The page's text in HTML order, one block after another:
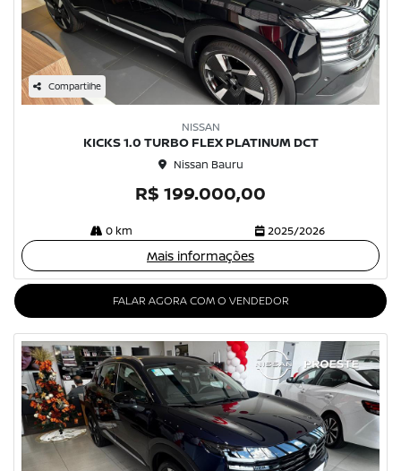
Compartilhe
NISSAN
KICKS 1.0 TURBO FLEX PLATINUM DCT
Nissan Bauru
R$ 199.000,00
0 km 2025/2026
Mais informações
FALAR AGORA COM O VENDEDOR